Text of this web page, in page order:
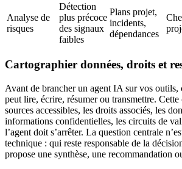
Analyse de
risques
Détection
plus précoce
des signaux
faibles
Plans projet,
incidents,
dépendances
Cartographier données, droits et
Avant de brancher un agent IA sur vos outils,
peut lire, écrire, résumer ou transmettre.
sources accessibles, les droits associés, les
informations confidentielles, les circuits de
l’agent doit s’arrêter. La question centrale
technique : qui reste responsable de la
propose une synthèse, une recommandation